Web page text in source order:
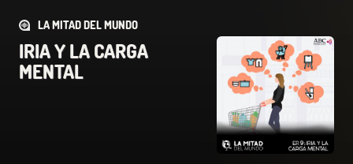
LA MITAD DEL MUNDO
IRIA Y LA CARGA
MENTAL